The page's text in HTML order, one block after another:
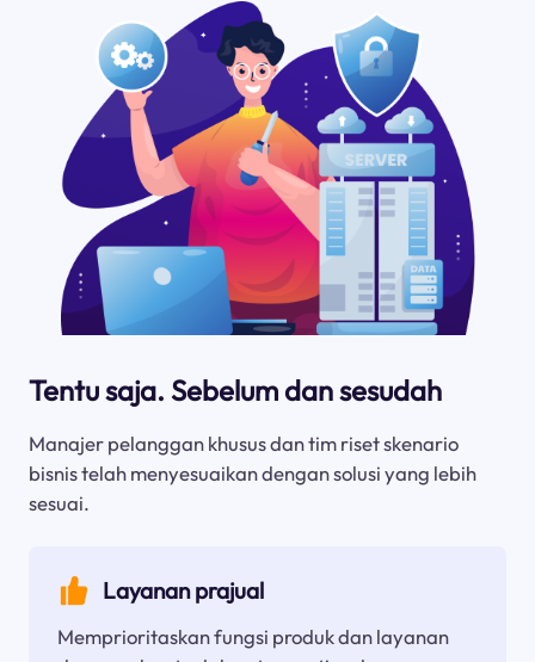
Tentu saja. Sebelum dan sesudah
Manajer pelanggan khusus dan tim riset skenario
bisnis telah menyesuaikan dengan solusi yang lebih
sesuai.
Layanan prajual
Memprioritaskan fungsi produk dan layanan